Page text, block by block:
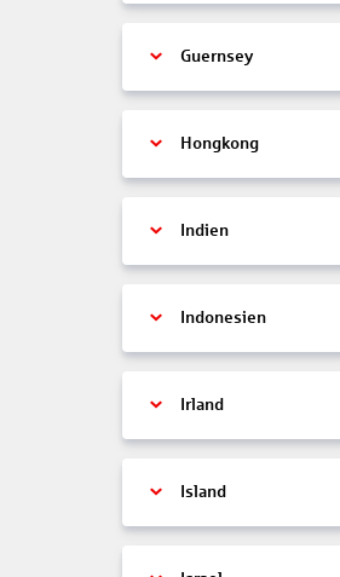
Guernsey
Hongkong
Indien
Indonesien
Irland
Island